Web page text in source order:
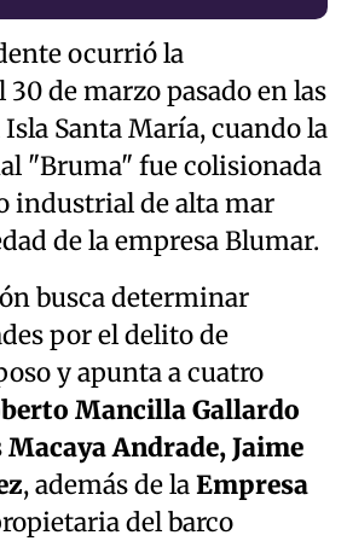
ocurrió la
de marzo pasado en las
Santa María, cuando la
"Bruma" fue colisionada
industrial de alta mar
de la empresa Blumar.
busca determinar
por el delito de
y apunta a cuatro
Mancilla Gallardo
Andrade, Jaime
, además de laEmpresa
del barco